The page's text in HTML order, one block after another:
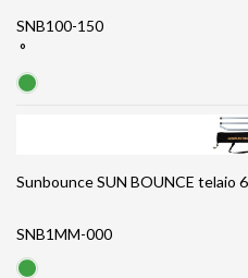
SNB100-150
°
Sunbounce SUN BOUNCE telaio
SNB1MM-000